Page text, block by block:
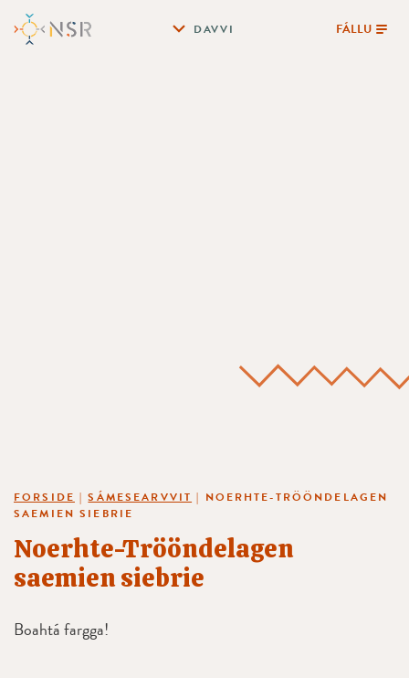
DAVVI FÁLLU
FORSIDE |SÁMESEARVVIT | NOERHTE-TRÖÖNDELAGEN
SAEMIEN SIEBRIE
Noerhte-Trööndelagen
saemien siebrie
Boahtá fargga!